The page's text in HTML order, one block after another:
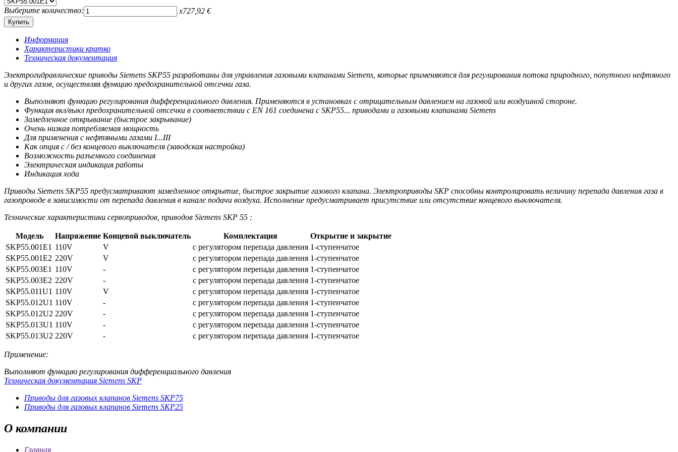
Выберите количество: x727,92 €
Информация
Характеристики кратко
Техническая документация
Электрогидравлические приводы Siemens SKP55 разработаны для управления газовыми клапанами Siemens, которые применяются для регулирования потока природного, попутного нефтяного
и других газов, осуществляя функцию предохранительной отсечки газа.
Выполняют функцию регулирования дифференциального давления. Применяются в установках с отрицательным давлением на газовой или воздушной стороне.
Функция вкл/выкл предохранительной отсечки в соответствии с EN 161 соединена с SKP55... приводами и газовыми клапанами Siemens
Замедленное открывание (быстрое закрывание)
Очень низкая потребляемая мощность
Для применения с нефтяными газами I...III
Как опция с / без концевого выключателя (заводская настройка)
Возможность разъемного соединения
Электрическая индикация работы
Индикация хода
Приводы Siemens SKP55 предусматривают замедленное открытие, быстрое закрытие газового клапана. Электроприводы SKP способны контролировать величину перепада давления газа в
газопроводе в зависимости от перепада давления в канале подачи воздуха. Исполнение предусматривает присутствие или отсутствие концевого выключателя.
Технические характеристики сервоприводов, приводов Siemens SKP 55 :
Модель Напряжение Концевой выключатель Комплектация
Открытие и закрытие
SKP55.001E1 110V V с регулятором перепада давления 1-ступенчатое
SKP55.001E2 220V V с регулятором перепада давления 1-ступенчатое
SKP55.003E1 110V - с регулятором перепада давления 1-ступенчатое
SKP55.003E2 220V - с регулятором перепада давления 1-ступенчатое
SKP55.011U1 110V V с регулятором перепада давления 1-ступенчатое
SKP55.012U1 110V - с регулятором перепада давления 1-ступенчатое
SKP55.012U2 220V - с регулятором перепада давления 1-ступенчатое
SKP55.013U1 110V - с регулятором перепада давления 1-ступенчатое
SKP55.013U2 220V - с регулятором перепада давления 1-ступенчатое
Применение:
Выполняют функцию регулирования дифференциального давления
Техническая документация Siemens SKP
Приводы для газовых клапанов Siemens SKP75
Приводы для газовых клапанов Siemens SKP25
О компании
Главная